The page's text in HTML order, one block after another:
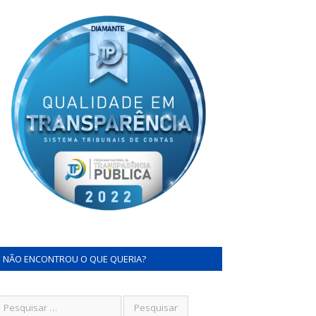
NÃO ENCONTROU O QUE QUERIA?